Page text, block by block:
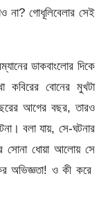
না? গোধূলিবেলার সেই
ডাকবাংলোর দিকে
কবিরের বোনের মুখটা
আগের বছর, তারও
বলা যায়, সে-ঘটনার
সোনা ধোয়া আলোয় সে
অভিজ্ঞতা! ও কী করে